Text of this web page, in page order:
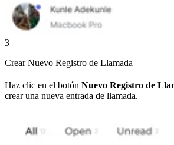
3
Crear Nuevo Registro de Llamada
Haz clic en el botón Nuevo Registro de
crear una nueva entrada de llamada.